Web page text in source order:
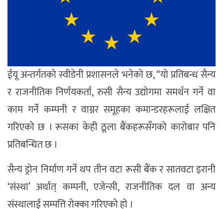
ईयू अन्तर्गतको स्वीडेनी प्रशासनले भनेको छ, “यो प्रतिबन्ध सैन्य
र राजनीतिक निर्णयकर्ता, रुसी सैन्य उद्योगमा समर्थन गर्ने वा
काम गर्ने कम्पनी र वाग्नर समूहका कमान्डरहरूलाई लक्षित
गरिएको छ । रूसका केही ठूला बैंकहरूसँगको कारोबार पनि
प्रतिबन्धित छ ।
सैन्य ड्रोन निर्माण गर्ने थप तीन वटा रूसी बैंक र सातवटा इरानी
‘संस्था’ अर्थात् कम्पनी, एजेन्सी, राजनीतिक दल वा अन्य
संस्थालाई सम्पत्ति रोक्का गरिएको हो ।